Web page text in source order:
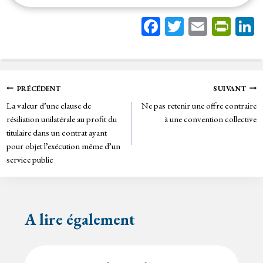
Fa
bo
T
tt
E
ail
Pr
tF
rie
n
dl
Navigation
de
l’article
PRÉCÉDENT
La valeur d’une clause de
résiliation unilatérale au profit du
titulaire dans un contrat ayant
pour objet l’exécution même d’un
service public
SUIVANT
Ne pas retenir une offre contraire
à une convention collective
A lire également